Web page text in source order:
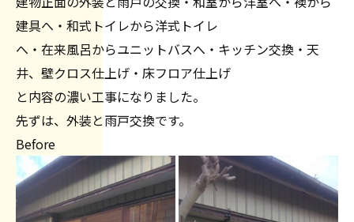
建具へ・和式トイレから洋式トイレ
へ・在来風呂からユニットバスへ・キッチン交換・天
井、壁クロス仕上げ・床フロア仕上げ
と内容の濃い工事になりました。
先ずは、外装と雨戸交換です。
Before